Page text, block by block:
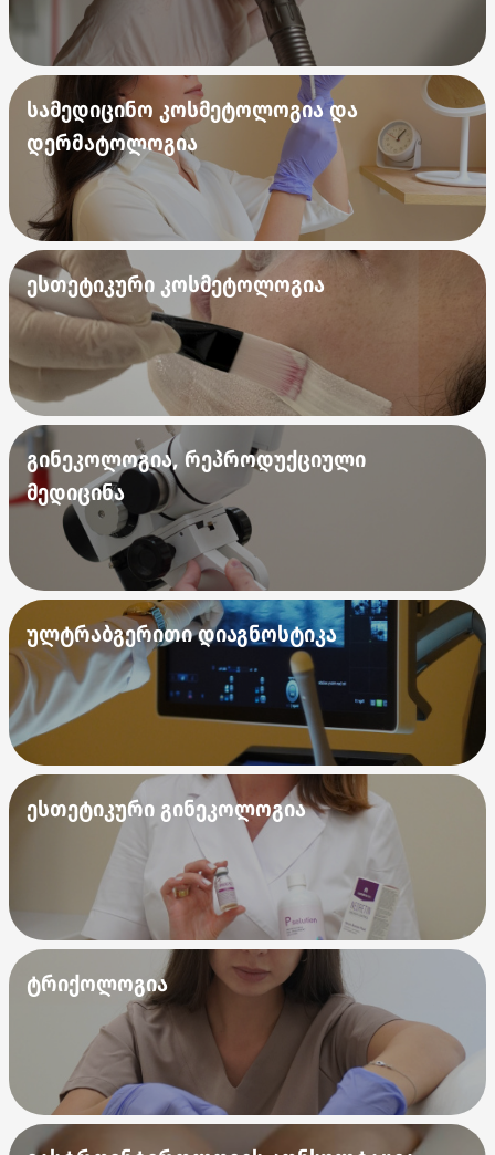
სამედიცინო კოსმეტოლოგია და
დერმატოლოგია
ესთეტიკური კოსმეტოლოგია
გინეკოლოგია, რეპროდუქციული
მედიცინა
ულტრაბგერითი დიაგნოსტიკა
ესთეტიკური გინეკოლოგია
ტრიქოლოგია